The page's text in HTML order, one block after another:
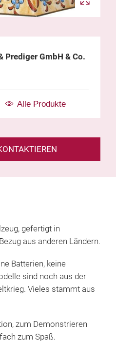
Prediger GmbH & Co.
Alle Produkte
gefertigt in
aus anderen Ländern.
Batterien, keine
sind noch aus der
Vieles stammt aus
zum Demonstrieren
zum Spaß.